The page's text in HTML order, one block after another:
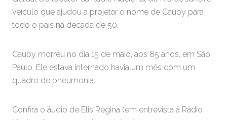
veículo que ajudou a projetar o nome de Cauby para
todo o país na década de 50.
Cauby morreu no dia 15 de maio, aos 85 anos, em São
Paulo. Ele estava internado havia um mês com um
quadro de pneumonia.
Confira o áudio de Elis Regina (em entrevista à Rádio